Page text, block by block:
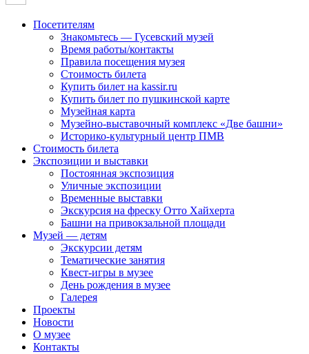
Посетителям
Знакомьтесь — Гусевский музей
Время работы/контакты
Правила посещения музея
Стоимость билета
Купить билет на kassir.ru
Купить билет по пушкинской карте
Музейная карта
Музейно-выставочный комплекс «Две башни»
Историко-культурный центр ПМВ
Стоимость билета
Экспозиции и выставки
Постоянная экспозиция
Уличные экспозиции
Временные выставки
Экскурсия на фреску Отто Хайхерта
Башни на привокзальной площади
Музей — детям
Экскурсии детям
Тематические занятия
Квест-игры в музее
День рождения в музее
Галерея
Проекты
Новости
О музее
Контакты